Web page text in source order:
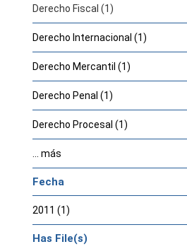
Derecho Fiscal (1)
Derecho Internacional (1)
Derecho Mercantil (1)
Derecho Penal (1)
Derecho Procesal (1)
... más
Fecha
2011 (1)
Has File(s)